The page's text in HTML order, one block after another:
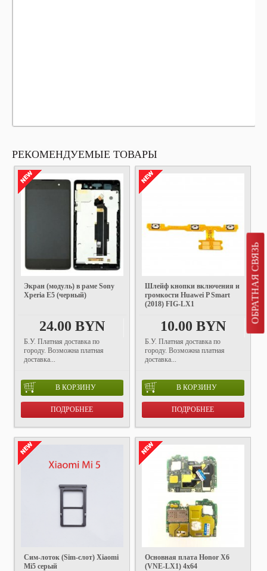
ОБРАТНАЯ СВЯЗЬ
РЕКОМЕНДУЕМЫЕ ТОВАРЫ
Экран (модуль) в раме Sony
Xperia E5 (черный)
24.00 BYN
Б.У. Платная доставка по
городу. Возможна платная
доставка...
В КОРЗИНУ
ПОДРОБНЕЕ
Шлейф кнопки включения и
громкости Huawei P Smart
(2018) FIG-LX1
10.00 BYN
Б.У. Платная доставка по
городу. Возможна платная
доставка...
В КОРЗИНУ
ПОДРОБНЕЕ
Cим-лоток (Sim-слот) Xiaomi
Mi5 серый
Основная плата Honor X6
(VNE-LX1) 4x64